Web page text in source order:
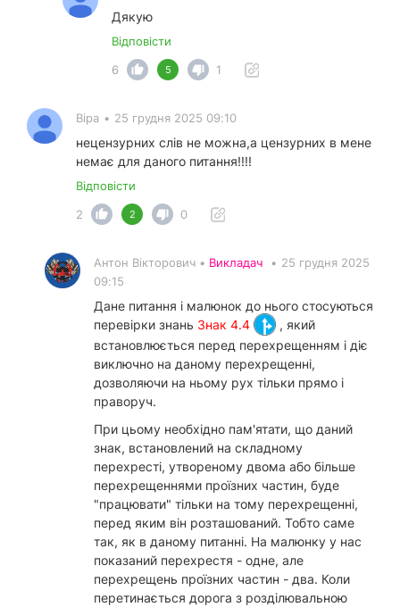
Дякую
Відповісти
6
5 1
Віра • 25 грудня 2025 09:10
нецензурних слів не можна,а цензурних в мене
немає для даного питання!!!!
Відповісти
2
2 0
Антон Вікторович • Викладач • 25 грудня 2025
09:15
Дане питання і малюнок до нього стосуються
перевірки знань Знак 4.4
, який
встановлюється перед перехрещенням і діє
виключно на даному перехрещенні,
дозволяючи на ньому рух тільки прямо і
праворуч.
При цьому необхідно пам'ятати, що даний
знак, встановлений на складному
перехресті, утвореному двома або більше
перехрещеннями проїзних частин, буде
"працювати" тільки на тому перехрещенні,
перед яким він розташований. Тобто саме
так, як в даному питанні. На малюнку у нас
показаний перехрестя - одне, але
перехрещень проїзних частин - два. Коли
перетинається дорога з розділювальною